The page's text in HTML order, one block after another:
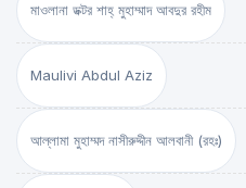
মাওলানা ডক্টর শাহ্‌ মুহাম্মাদ আবদুর রহীম
Maulivi Abdul Aziz
আল্লামা মুহাম্মদ নাসীরুদ্দীন আলবানী (রহঃ)